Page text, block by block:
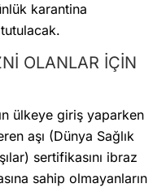
karantina
OLANLAR İÇİN
ülkeye giriş yaparken
aşı (Dünya Sağlık
sertifikasını ibraz
sahip olmayanların